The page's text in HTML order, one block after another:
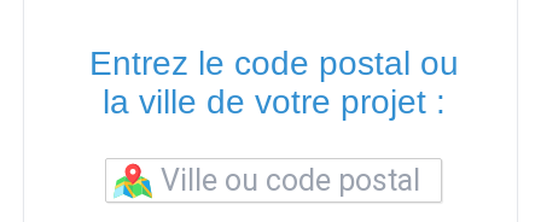
Entrez le code postal ou
la ville de votre projet :